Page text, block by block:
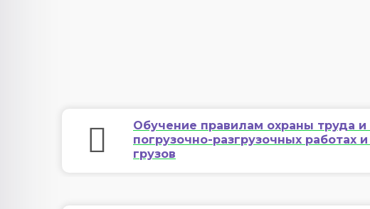
Обучение правилам охраны труда
погрузочно-разгрузочных работах
грузов